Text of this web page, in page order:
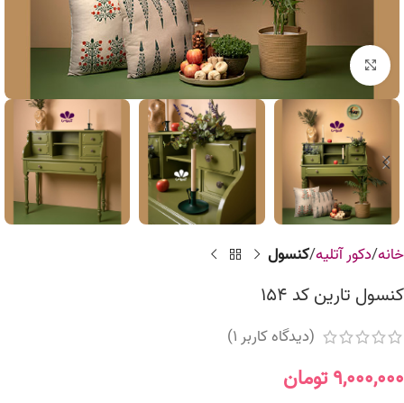
برای بزرگنمایی کلیک کنید
خانه دکور آتلیه کنسول
کنسول تارین کد 154
(دیدگاه کاربر 1
)
۹,۰۰۰,۰۰۰تومان